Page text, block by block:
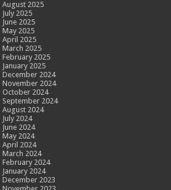
August 2025
July 2025
June 2025
May 2025
April 2025
March 2025
February 2025
January 2025
December 2024
November 2024
October 2024
September 2024
August 2024
July 2024
June 2024
May 2024
April 2024
March 2024
February 2024
January 2024
December 2023